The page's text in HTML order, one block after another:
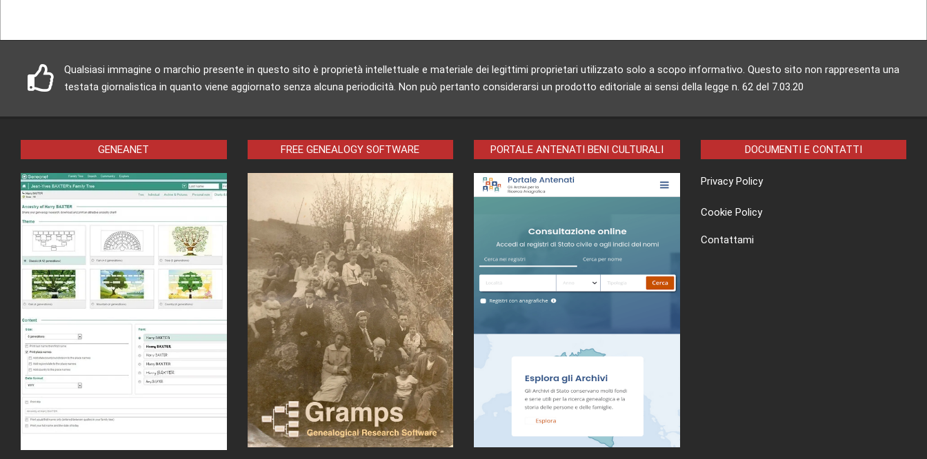
Qualsiasi immagine o marchio presente in questo sito è proprietà intellettuale e materiale dei legittimi proprietari utilizzato solo a scopo informativo. Questo sito non rappresenta una
testata giornalistica in quanto viene aggiornato senza alcuna periodicità. Non può pertanto considerarsi un prodotto editoriale ai sensi della legge n. 62 del 7.03.20
GENEANET FREE GENEALOGY SOFTWARE PORTALE ANTENATI BENI CULTURALI DOCUMENTI E CONTATTI
Privacy Policy
Cookie Policy
Contattami